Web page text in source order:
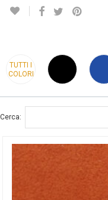
TUTTI I
COLORI
Cerca: